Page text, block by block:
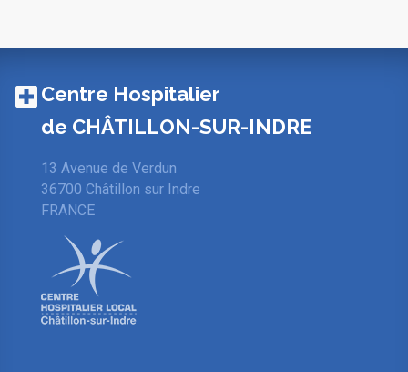
Centre Hospitalier
de CHÂTILLON-SUR-INDRE
13 Avenue de Verdun
36700 Châtillon sur Indre
FRANCE